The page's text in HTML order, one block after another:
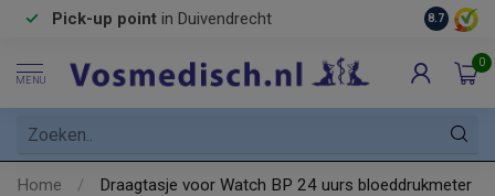
Pick-up point in Duivendrecht 8.7
MENU
0
Home / Draagtasje voor Watch BP 24 uurs bloeddrukmeter